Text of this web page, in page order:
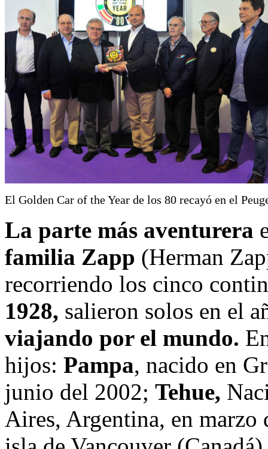
El Golden Car of the Year de los 80 recayó en el
La parte más aventurera
familia Zapp (Herman
recorriendo los cinco
1928, salieron solos en el
viajando por el mundo.
hijos: Pampa, nacido en
junio del 2002; Tehue,
Aires, Argentina, en